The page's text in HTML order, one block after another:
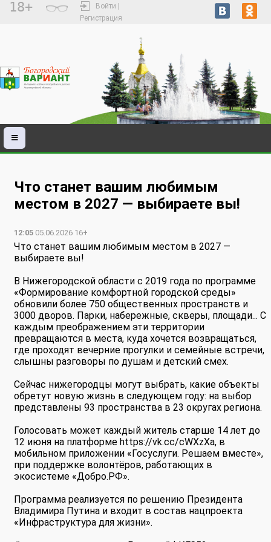
18+
Войти |
Регистрация
Что станет вашим любимым
местом в 2027 — выбираете вы!
12:05 05.06.2026 16+
Что станет вашим любимым местом в 2027 —
выбираете вы!
В Нижегородской области с 2019 года по программе
«Формирование комфортной городской среды»
обновили более 750 общественных пространств и
3000 дворов. Парки, набережные, скверы, площади... С
каждым преображением эти территории
превращаются в места, куда хочется возвращаться,
где проходят вечерние прогулки и семейные встречи,
слышны разговоры по душам и детский смех.
Сейчас нижегородцы могут выбрать, какие объекты
обретут новую жизнь в следующем году: на выбор
представлены 93 пространства в 23 округах региона.
Голосовать может каждый житель старше 14 лет до
12 июня на платформе https://vk.cc/cWXzXa, в
мобильном приложении «Госуслуги. Решаем вместе»,
при поддержке волонтёров, работающих в
экосистеме «Добро.РФ».
Программа реализуется по решению Президента
Владимира Путина и входит в состав нацпроекта
«Инфраструктура для жизни».